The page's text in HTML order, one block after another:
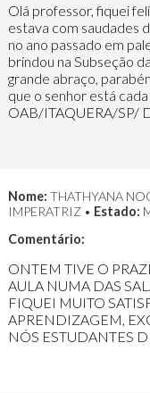
Olá professor, fiquei
estava com saudades
no ano passado em
brindou na Subseção
grande abraço,
que o senhor está
OAB/ITAQUERA/SP/
Nome: THATHYANA
IMPERATRIZ • Estado:
Comentário:
ONTEM TIVE O
AULA NUMA DAS
FIQUEI MUITO
APRENDIZAGEM,
NÓS ESTUDANTES